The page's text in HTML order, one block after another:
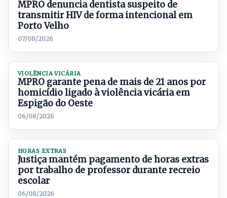
MPRO denuncia dentista suspeito de
transmitir HIV de forma intencional em
Porto Velho
07/08/2026
VIOLÊNCIA VICÁRIA
MPRO garante pena de mais de 21 anos por
homicídio ligado à violência vicária em
Espigão do Oeste
06/08/2026
HORAS EXTRAS
Justiça mantém pagamento de horas extras
por trabalho de professor durante recreio
escolar
06/08/2026